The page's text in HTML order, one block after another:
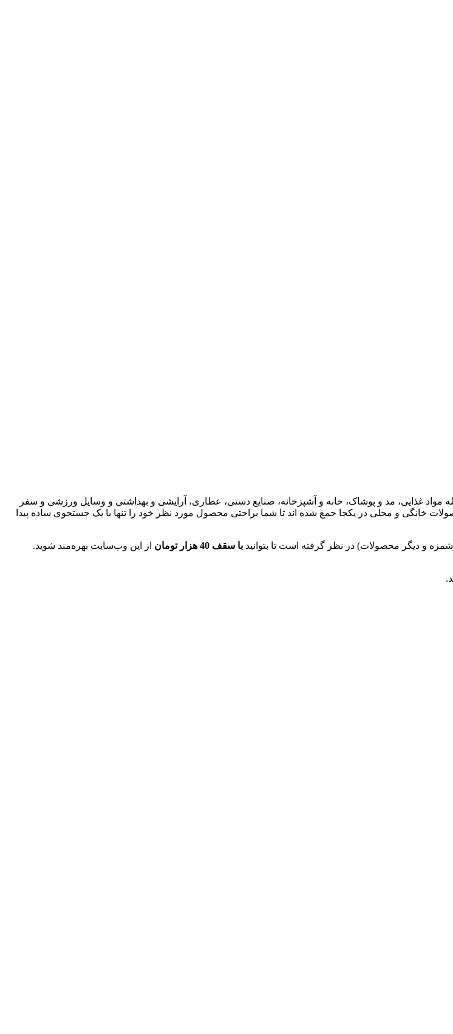
غذایی، مد و پوشاک، خانه و آشپزخانه، صنایع دستی، عطاری، آرایشی و بهداشتی و وسایل ورزشی و سفر
خانگی و محلی در یکجا جمع شده اند تا شما براحتی محصول مورد نظر خود را تنها با یک جستجوی ساده پیدا
و دیگر محصولات) در نظر گرفته است تا بتوانید با سقف 40 هزار تومان
از این وب‌سایت بهره‌مند شوید.